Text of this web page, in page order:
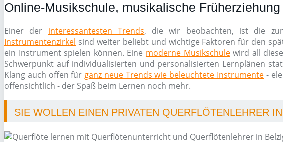
Online-Musikschule, musikalische
Einer der interessantesten Trends, die wir beobachten, ist die
Instrumentenzirkel sind weiter beliebt und wichtige Faktoren für den
ein Instrument spielen können. Eine moderne Musikschulewird all
Schwerpunkt auf individualisierten und personalisierten Lernplänen
Klang auch offen für ganz neue Trends wie beleuchtete Instrumente -
offensichtlich - der Spaß beim Lernen noch mehr.
SIE WOLLEN EINEN PRIVATEN QUERFLÖTENLEHRER